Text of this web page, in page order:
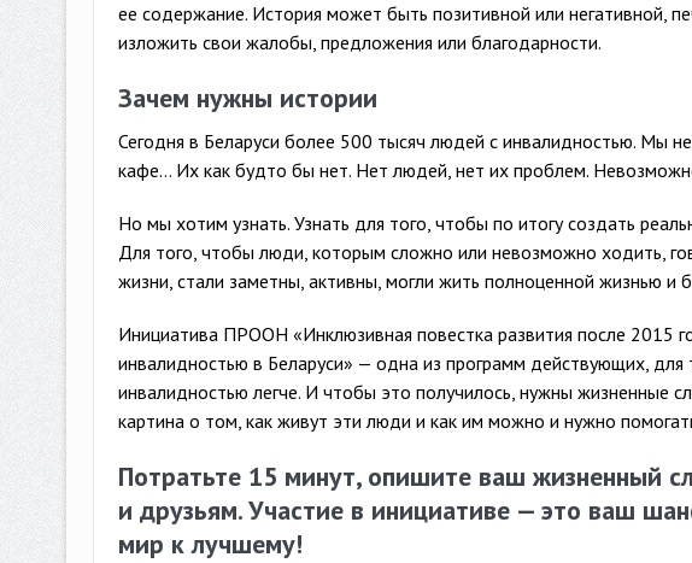
ее содержание. История может быть позитивной или негативной,
изложить свои жалобы, предложения или благодарности.
Зачем нужны истории
Сегодня в Беларуси более 500 тысяч людей с инвалидностью. Мы
кафе… Их как будто бы нет. Нет людей, нет их проблем.
Но мы хотим узнать. Узнать для того, чтобы по итогу создать
Для того, чтобы люди, которым сложно или невозможно ходить,
жизни, стали заметны, активны, могли жить полноценной жизнью и
Инициатива ПРООН «Инклюзивная повестка развития после 2015
инвалидностью в Беларуси» — одна из программ действующих,
инвалидностью легче. И чтобы это получилось, нужны жизненные
картина о том, как живут эти люди и как им можно и нужно
Потратьте 15 минут, опишите ваш жизненный
и друзьям. Участие в инициативе — это ваш
мир к лучшему!